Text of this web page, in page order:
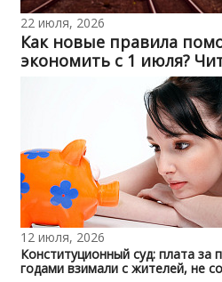
22 июля, 2026
Как новые правила
экономить с 1 июля?
12 июля, 2026
Конституционный суд: плата за
годами взимали с жителей, не